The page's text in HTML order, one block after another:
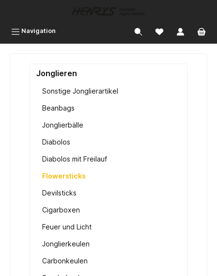
Navigation
Jonglieren
Sonstige Jonglierartikel
Beanbags
Jonglierbälle
Diabolos
Diabolos mit Freilauf
Flowersticks
Devilsticks
Cigarboxen
Feuer und Licht
Jonglierkeulen
Carbonkeulen